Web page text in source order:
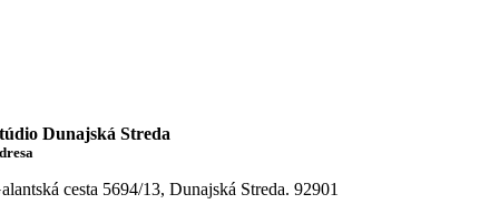
Dunajská Streda
cesta 5694/13, Dunajská Streda. 92901